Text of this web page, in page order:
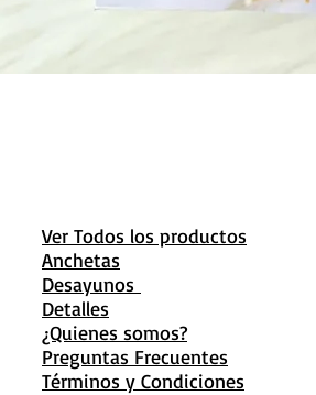
Ver Todos los productos
Anchetas
Desayunos
Detalles
¿Quienes somos?
Preguntas Frecuentes
Términos y Condiciones